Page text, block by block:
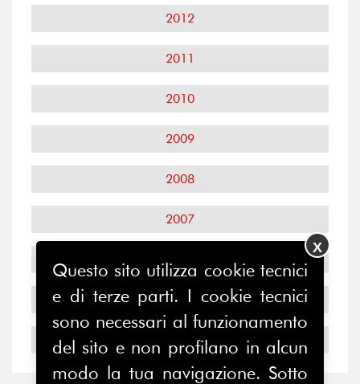
2012
2011
2010
2009
2008
2007
2006
2005
Questo sito utilizza cookie tecnici
e di terze parti. I cookie tecnici
sono necessari al funzionamento
del sito e non profilano in alcun
modo la tua navigazione. Sotto
X